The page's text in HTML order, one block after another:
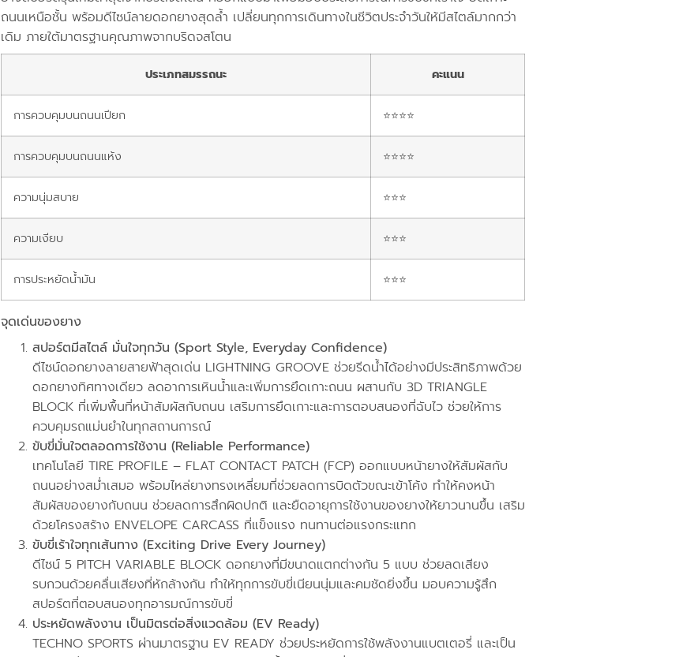
ถนนเหนือชั้น พร้อมดีไซน์ลายดอกยางสุดล้ำ เปลี่ยนทุกการเดินทางในชีวิตประจำวันให้มีสไตล์มากกว่า
เดิม ภายใต้มาตรฐานคุณภาพจากบริดจสโตน
ประเภทสมรรถนะ คะแนน
การควบคุมบนถนนเปียก ⭐⭐⭐⭐
การควบคุมบนถนนแห้ง ⭐⭐⭐⭐
ความนุ่มสบาย ⭐⭐⭐
ความเงียบ ⭐⭐⭐
การประหยัดน้ำมัน ⭐⭐⭐
จุดเด่นของยาง
สปอร์ตมีสไตล์ มั่นใจทุกวัน (Sport Style, Everyday Confidence)
ดีไซน์ดอกยางลายสายฟ้าสุดเด่น LIGHTNING GROOVE ช่วยรีดน้ำได้อย่างมีประสิทธิภาพด้วย
ดอกยางทิศทางเดียว ลดอาการเหินน้ำและเพิ่มการยึดเกาะถนน ผสานกับ 3D TRIANGLE
BLOCK ที่เพิ่มพื้นที่หน้าสัมผัสกับถนน เสริมการยึดเกาะและการตอบสนองที่ฉับไว ช่วยให้การ
ควบคุมรถแม่นยำในทุกสถานการณ์
ขับขี่มั่นใจตลอดการใช้งาน (Reliable Performance)
เทคโนโลยี TIRE PROFILE – FLAT CONTACT PATCH (FCP) ออกแบบหน้ายางให้สัมผัสกับ
ถนนอย่างสม่ำเสมอ พร้อมไหล่ยางทรงเหลี่ยมที่ช่วยลดการบิดตัวขณะเข้าโค้ง ทำให้คงหน้า
สัมผัสของยางกับถนน ช่วยลดการสึกผิดปกติ และยืดอายุการใช้งานของยางให้ยาวนานขึ้น เสริม
ด้วยโครงสร้าง ENVELOPE CARCASS ที่แข็งแรง ทนทานต่อแรงกระแทก
ขับขี่เร้าใจทุกเส้นทาง (Exciting Drive Every Journey)
ดีไซน์ 5 PITCH VARIABLE BLOCK ดอกยางที่มีขนาดแตกต่างกัน 5 แบบ ช่วยลดเสียง
รบกวนด้วยคลื่นเสียงที่หักล้างกัน ทำให้ทุกการขับขี่เนียนนุ่มและคมชัดยิ่งขึ้น มอบความรู้สึก
สปอร์ตที่ตอบสนองทุกอารมณ์การขับขี่
ประหยัดพลังงาน เป็นมิตรต่อสิ่งแวดล้อม (EV Ready)
TECHNO SPORTS ผ่านมาตรฐาน EV READY ช่วยประหยัดการใช้พลังงานแบตเตอรี่ และเป็น